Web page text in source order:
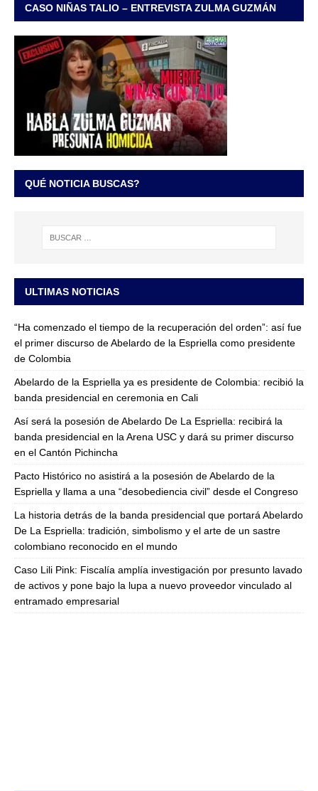
CASO NIÑAS TALIO – ENTREVISTA ZULMA GUZMÁN
QUÉ NOTICIA BUSCAS?
ULTIMAS NOTICIAS
“Ha comenzado el tiempo de la recuperación del orden”: así fue
el primer discurso de Abelardo de la Espriella como presidente
de Colombia
Abelardo de la Espriella ya es presidente de Colombia: recibió la
banda presidencial en ceremonia en Cali
Así será la posesión de Abelardo De La Espriella: recibirá la
banda presidencial en la Arena USC y dará su primer discurso
en el Cantón Pichincha
Pacto Histórico no asistirá a la posesión de Abelardo de la
Espriella y llama a una “desobediencia civil” desde el Congreso
La historia detrás de la banda presidencial que portará Abelardo
De La Espriella: tradición, simbolismo y el arte de un sastre
colombiano reconocido en el mundo
Caso Lili Pink: Fiscalía amplía investigación por presunto lavado
de activos y pone bajo la lupa a nuevo proveedor vinculado al
entramado empresarial